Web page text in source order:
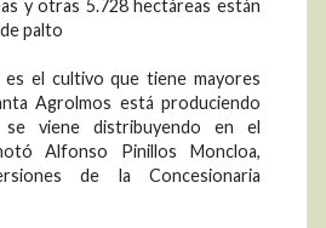
y otras 5.728 hectáreas están
palto
es el cultivo que tiene mayores
Agrolmos está produciendo
viene distribuyendo en el
Alfonso Pinillos Moncloa,
de la Concesionaria